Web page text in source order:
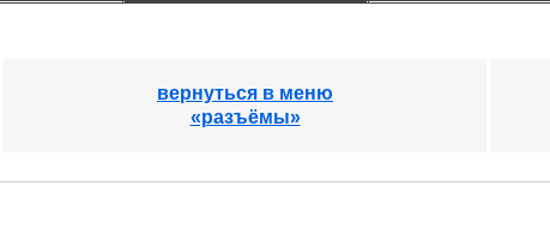
вернуться в меню
«разъёмы»